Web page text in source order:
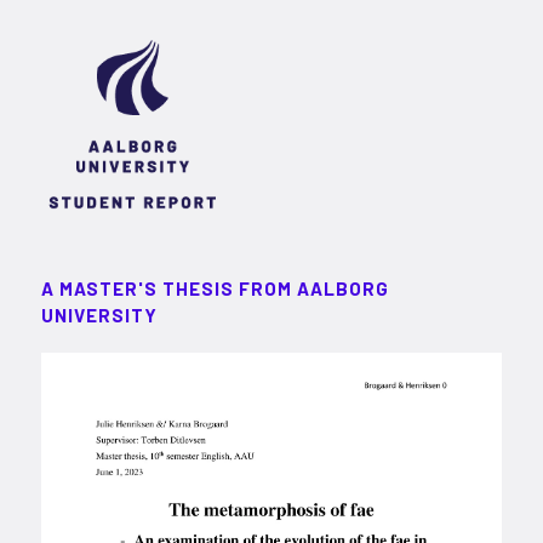
A MASTER'S THESIS FROM AALBORG
UNIVERSITY